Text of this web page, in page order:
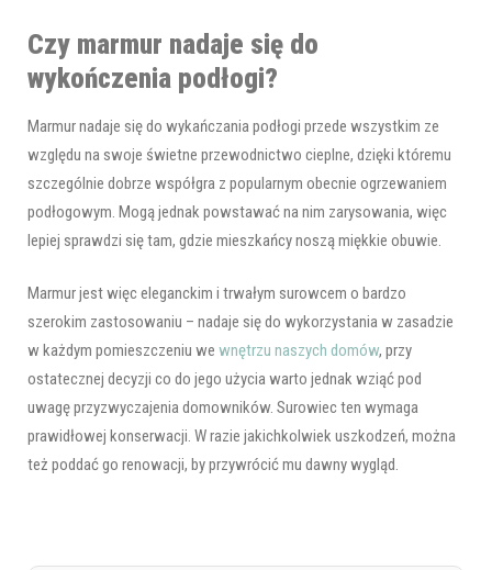
Czy marmur nadaje się do
wykończenia podłogi?
Marmur nadaje się do wykańczania podłogi przede wszystkim ze
względu na swoje świetne przewodnictwo cieplne, dzięki któremu
szczególnie dobrze współgra z popularnym obecnie ogrzewaniem
podłogowym. Mogą jednak powstawać na nim zarysowania, więc
lepiej sprawdzi się tam, gdzie mieszkańcy noszą miękkie obuwie.
Marmur jest więc eleganckim i trwałym surowcem o bardzo
szerokim zastosowaniu – nadaje się do wykorzystania w zasadzie
w każdym pomieszczeniu we wnętrzu naszych domów, przy
ostatecznej decyzji co do jego użycia warto jednak wziąć pod
uwagę przyzwyczajenia domowników. Surowiec ten wymaga
prawidłowej konserwacji. W razie jakichkolwiek uszkodzeń, można
też poddać go renowacji, by przywrócić mu dawny wygląd.